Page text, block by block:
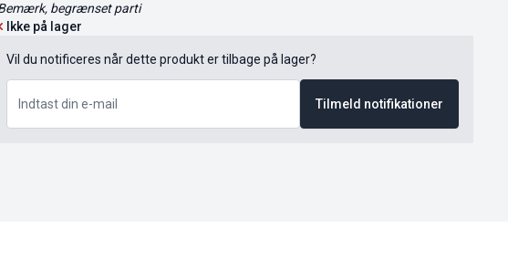
begrænset parti
Ikke på lager
Vil du notificeres når dette produkt er tilbage på lager?
Tilmeld notifikationer